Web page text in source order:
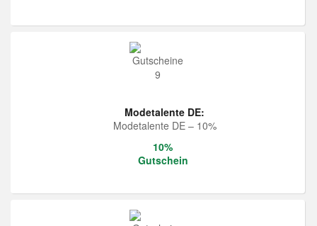
Modetalente DE:
Modetalente DE – 10%
10%
Gutschein